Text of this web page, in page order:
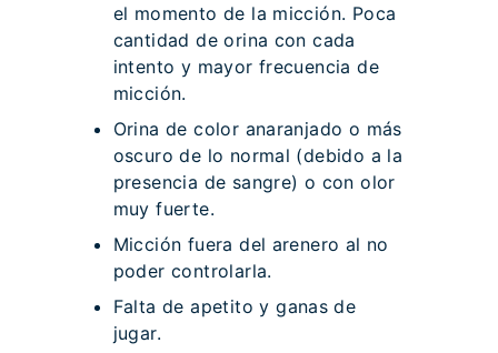
el momento de la micción. Poca
cantidad de orina con cada
intento y mayor frecuencia de
micción.
Orina de color anaranjado o más
oscuro de lo normal (debido a la
presencia de sangre) o con olor
muy fuerte.
Micción fuera del arenero al no
poder controlarla.
Falta de apetito y ganas de
jugar.